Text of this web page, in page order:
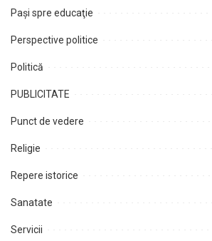
Paşi spre educaţie
Perspective politice
Politică
PUBLICITATE
Punct de vedere
Religie
Repere istorice
Sanatate
Servicii